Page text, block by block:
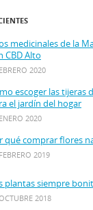
medicinales de la
CBD Alto
2020
escoger las tijeras
el jardín del hogar
2020
qué comprar flores
2019
plantas siempre
2018